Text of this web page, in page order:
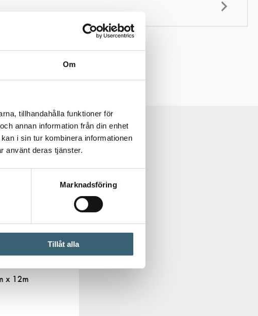
Om
tillhandahålla funktioner för
annan information från din enhet
i sin tur kombinera informationen
använt deras tjänster.
Marknadsföring
Tillåt alla
x 12m